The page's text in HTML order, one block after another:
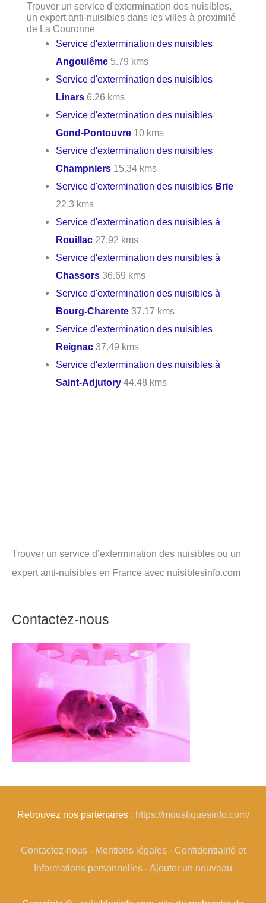
Trouver un service d'extermination des nuisibles,
un expert anti-nuisibles dans les villes à proximité
de La Couronne
Service d'extermination des nuisibles
Angoulême 5.79 kms
Service d'extermination des nuisibles
Linars 6.26 kms
Service d'extermination des nuisibles
Gond-Pontouvre 10 kms
Service d'extermination des nuisibles
Champniers 15.34 kms
Service d'extermination des nuisibles Brie
22.3 kms
Service d'extermination des nuisibles à
Rouillac 27.92 kms
Service d'extermination des nuisibles à
Chassors 36.69 kms
Service d'extermination des nuisibles à
Bourg-Charente 37.17 kms
Service d'extermination des nuisibles
Reignac 37.49 kms
Service d'extermination des nuisibles à
Saint-Adjutory 44.48 kms
Trouver un service d’extermination des nuisibles ou un
expert anti-nuisibles en France avec nuisiblesinfo.com
Contactez-nous
Retrouvez nos partenaires : https://moustiquesinfo.com/
Contactez-nous- Mentions légales- Confidentialité et
Informations personnelles -Ajouter un nouveau